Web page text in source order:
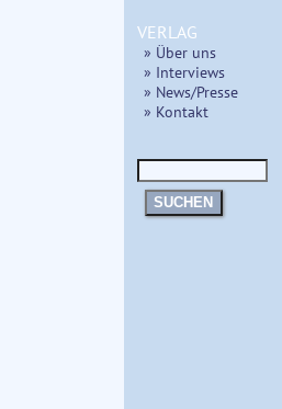
VERLAG
» Über uns
» Interviews
» News/Presse
» Kontakt
SUCHEN